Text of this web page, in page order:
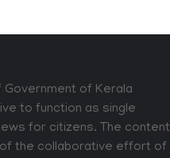
Government of Kerala
to function as single
for citizens. The content
the collaborative effort of